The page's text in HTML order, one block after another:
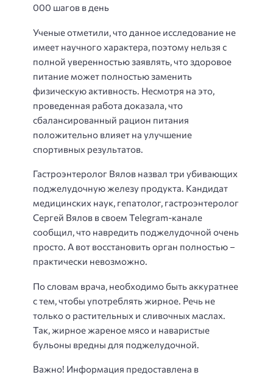
000 шагов в день
Ученые отметили, что данное исследование не
имеет научного характера, поэтому нельзя с
полной уверенностью заявлять, что здоровое
питание может полностью заменить
физическую активность. Несмотря на это,
проведенная работа доказала, что
сбалансированный рацион питания
положительно влияет на улучшение
спортивных результатов.
Гастроэнтеролог Вялов назвал три убивающих
поджелудочную железу продукта. Кандидат
медицинских наук, гепатолог, гастроэнтеролог
Сергей Вялов в своем Telegram-канале
сообщил, что навредить поджелудочной очень
просто. А вот восстановить орган полностью –
практически невозможно.
По словам врача, необходимо быть аккуратнее
с тем, чтобы употреблять жирное. Речь не
только о растительных и сливочных маслах.
Так, жирное жареное мясо и наваристые
бульоны вредны для поджелудочной.
Важно! Информация предоставлена в